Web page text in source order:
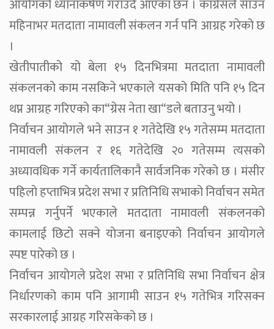
आयोगको ध्यानाकर्षण गराउदै आएका छन । काग्रेसले साउन
महिनाभर मतदाता नामावली संकलन गर्न पनि आग्रह गरेको छ
।
खेतीपातीको यो बेला १५ दिनभित्रमा मतदाता नामावली
संकलनको काम नसकिने भएकाले यसको मिति पनि १५ दिन
थप्न आग्रह गरिएको का“ग्रेस नेता खा“डले बताउनु भयो ।
निर्वाचन आयोगले भने साउन १ गतेदेखि १५ गतेसम्म मतदाता
नामावली संकलन र १६ गतेदेखि २० गतेसम्म त्यसको
अध्यावधिक गर्ने कार्यतालिकानै सार्वजनिक गरेको छ । मंसीर
पहिलो हप्ताभित्र प्रदेश सभा र प्रतिनिधि सभाको निर्वाचन समेत
सम्पन्न गर्नुपर्ने भएकाले मतदाता नामावली संकलनको
कामलाई छिटो सक्ने योजना बनाइएको निर्वाचन आयोगले
स्पष्ट पारेको छ ।
निर्वाचन आयोगले प्रदेश सभा र प्रतिनिधि सभा निर्वाचन क्षेत्र
निर्धारणको काम पनि आगामी साउन १५ गतेभित्र गरिसक्न
सरकारलाई आग्रह गरिसकेको छ ।